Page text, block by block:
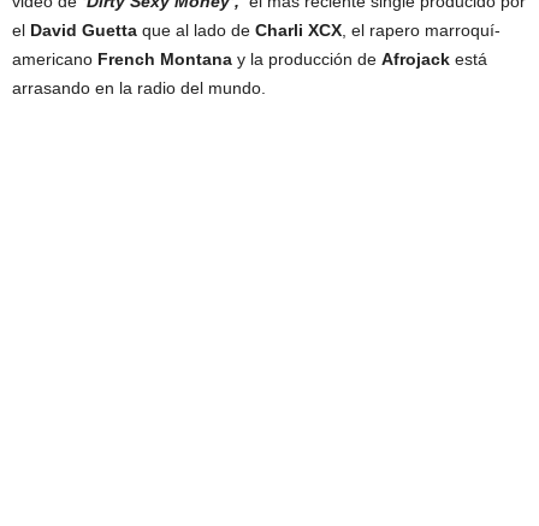
el David Guetta que al lado de Charli XCX , el rapero marroquí-
americano French Montana y la producción de Afrojack está
arrasando en la radio del mundo.